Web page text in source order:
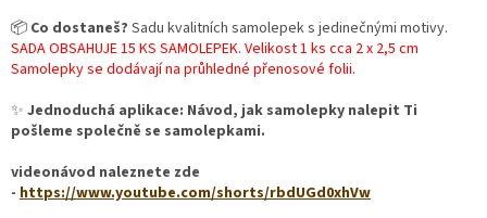
📦 Co dostaneš? Sadu kvalitních samolepek s jedinečnými motivy.
SADA OBSAHUJE 15 KS SAMOLEPEK. Velikost 1 ks cca 2 x 2,5 cm
Samolepky se dodávají na průhledné přenosové folii.
✨ Jednoduchá aplikace: Návod, jak samolepky nalepit Ti
pošleme společně se samolepkami.
videonávod naleznete zde
- https://www.youtube.com/shorts/rbdUGd0xhVw